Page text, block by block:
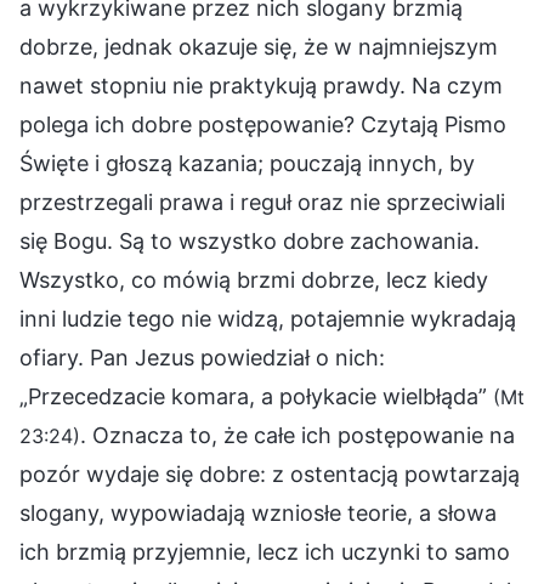
a wykrzykiwane przez nich slogany brzmią
dobrze, jednak okazuje się, że w najmniejszym
nawet stopniu nie praktykują prawdy. Na czym
polega ich dobre postępowanie? Czytają Pismo
Święte i głoszą kazania; pouczają innych, by
przestrzegali prawa i reguł oraz nie sprzeciwiali
się Bogu. Są to wszystko dobre zachowania.
Wszystko, co mówią brzmi dobrze, lecz kiedy
inni ludzie tego nie widzą, potajemnie wykradają
ofiary. Pan Jezus powiedział o nich:
„Przecedzacie komara, a połykacie wielbłąda” (Mt
23:24). Oznacza to, że całe ich postępowanie na
pozór wydaje się dobre: z ostentacją powtarzają
slogany, wypowiadają wzniosłe teorie, a słowa
ich brzmią przyjemnie, lecz ich uczynki to samo